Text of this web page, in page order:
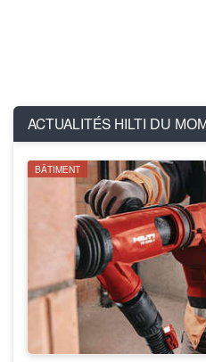
ACTUALITÉS HILTI DU
BÂTIMENT